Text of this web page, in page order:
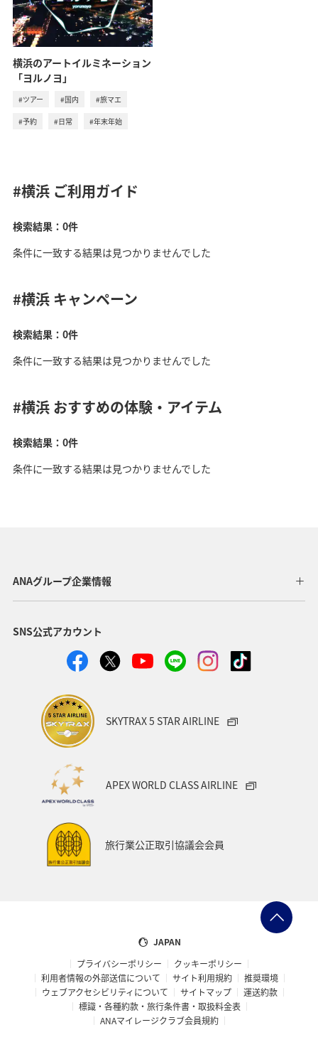
横浜のアートイルミネーション
「ヨルノヨ」
#ツアー #国内 #旅マエ
#予約 #日常 #年末年始
#横浜ご利用ガイド
検索結果：0件
条件に一致する結果は見つかりませんでした
#横浜キャンペーン
検索結果：0件
条件に一致する結果は見つかりませんでした
#横浜おすすめの体験・アイテム
検索結果：0件
条件に一致する結果は見つかりませんでした
ANAグループ企業情報
SNS公式アカウント
SKYTRAX 5 STAR AIRLINE
APEX WORLD CLASS AIRLINE
旅行業公正取引協議会会員
JAPAN
プライバシーポリシー
クッキーポリシー
利用者情報の外部送信について
サイト利用規約
推奨環境
ウェブアクセシビリティについて
サイトマップ
運送約款
標識・各種約款・旅行条件書・取扱料金表
ANAマイレージクラブ会員規約